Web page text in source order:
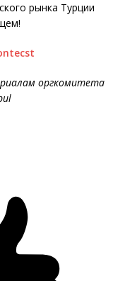
рынка Турции
оргкомитета